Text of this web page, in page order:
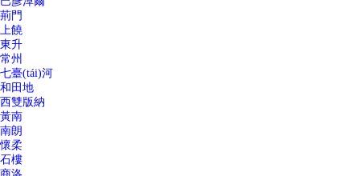
荊門
上饒
東升
常州
七臺(tái)河
和田地
西雙版納
黃南
南朗
懷柔
石樓